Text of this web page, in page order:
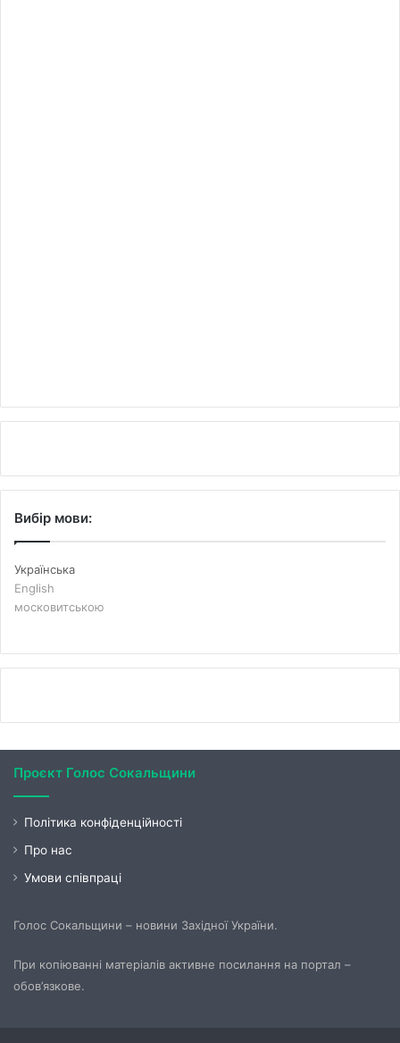
Вибір мови:
Українська
English
московитською
Проєкт Голос Сокальщини
Політика конфіденційності
Про нас
Умови співпраці
Голос Сокальщини – новини Західної України.
При копіюванні матеріалів активне посилання на портал –
обов’язкове.